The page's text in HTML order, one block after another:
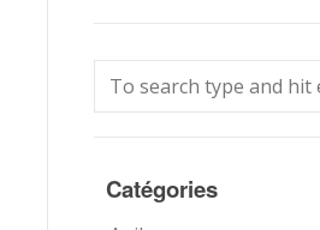
Catégories